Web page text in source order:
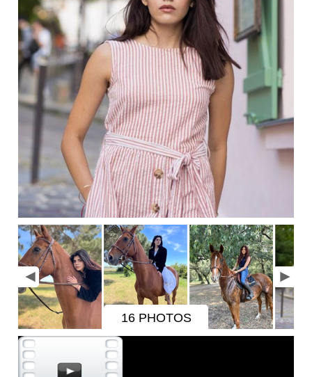
16 PHOTOS